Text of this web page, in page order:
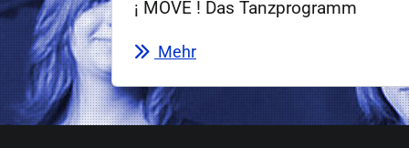
¡ MOVE ! Das Tanzprogramm
Mehr